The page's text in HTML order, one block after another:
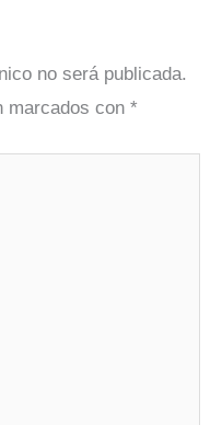
no será publicada.
marcados con *